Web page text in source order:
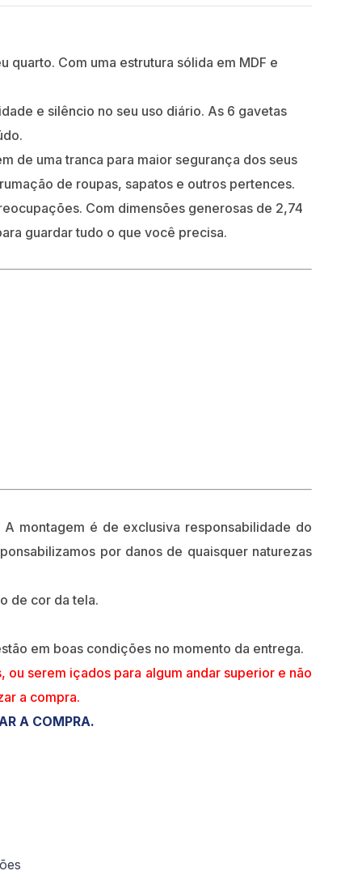
Com uma estrutura sólida em MDF e
e silêncio no seu uso diário. As 6 gavetas
de uma tranca para maior segurança dos seus
de roupas, sapatos e outros pertences.
Com dimensões generosas de 2,74
guardar tudo o que você precisa.
montagem é de exclusiva responsabilidade do
por danos de quaisquer naturezas
de cor da tela.
em boas condições no momento da entrega.
serem içados para algum andar superior e não
a compra.
A COMPRA.